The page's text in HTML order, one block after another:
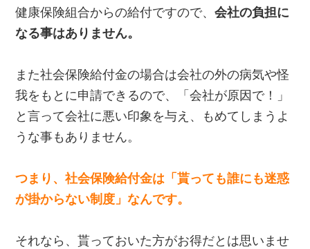
健康保険組合からの給付ですので、会社の負担に
なる事はありません。
また社会保険給付金の場合は会社の外の病気や怪
我をもとに申請できるので、「会社が原因で！」
と言って会社に悪い印象を与え、もめてしまうよ
うな事もありません。
つまり、社会保険給付金は「貰っても誰にも迷惑
が掛からない制度」なんです。
それなら、貰っておいた方がお得だとは思いませ